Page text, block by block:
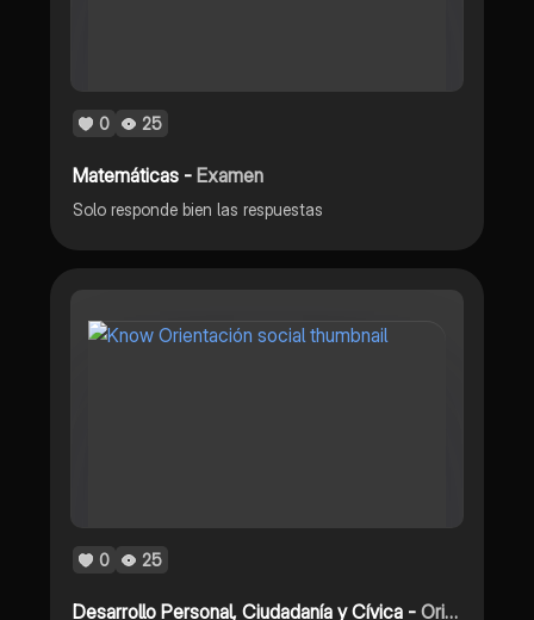
0 25
Matemáticas -Examen
Solo responde bien las respuestas
0 25
Desarrollo Personal, Ciudadanía y Cívica -Orientación social